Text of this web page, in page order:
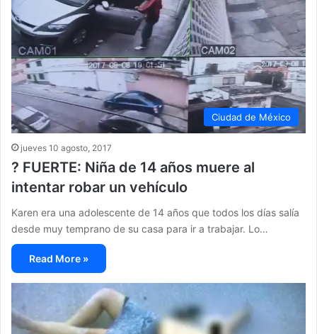
Ciudad de México
jueves 10 agosto, 2017
? FUERTE: Niña de 14 años muere al
intentar robar un vehículo
Karen era una adolescente de 14 años que todos los días salía
desde muy temprano de su casa para ir a trabajar. Lo…
Read More »